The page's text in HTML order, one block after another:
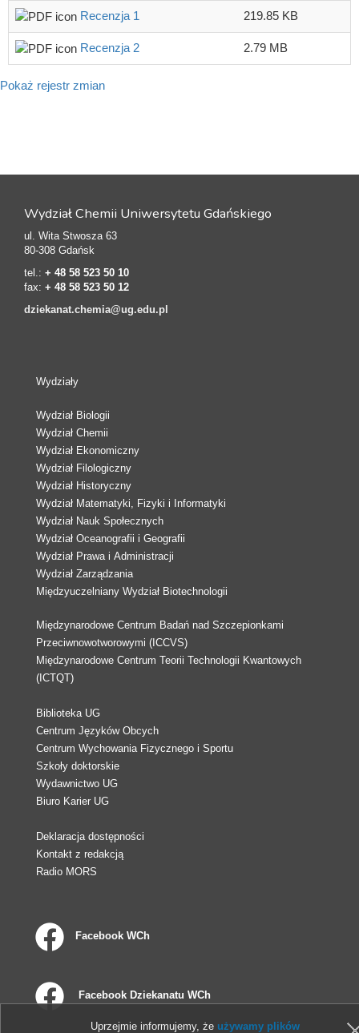
Recenzja 1 219.85 KB
Recenzja 2 2.79 MB
Pokaż rejestr zmian
Wydział Chemii Uniwersytetu Gdańskiego
ul. Wita Stwosza 63
80-308 Gdańsk
tel.: + 48 58 523 50 10
fax: + 48 58 523 50 12
dziekanat.chemia@ug.edu.pl
Wydziały
Wydział Biologii
Wydział Chemii
Wydział Ekonomiczny
Wydział Filologiczny
Wydział Historyczny
Wydział Matematyki, Fizyki i Informatyki
Wydział Nauk Społecznych
Wydział Oceanografii i Geografii
Wydział Prawa i Administracji
Wydział Zarządzania
Międzyuczelniany Wydział Biotechnologii
Międzynarodowe Centrum Badań nad Szczepionkami
Przeciwnowotworowymi (ICCVS)
Międzynarodowe Centrum Teorii Technologii Kwantowych
(ICTQT)
Biblioteka UG
Centrum Języków Obcych
Centrum Wychowania Fizycznego i Sportu
Szkoły doktorskie
Wydawnictwo UG
Biuro Karier UG
Deklaracja dostępności
Kontakt z redakcją
Radio MORS
Facebook WCh
Facebook Dziekanatu WCh
Uprzejmie informujemy, że używamy plików